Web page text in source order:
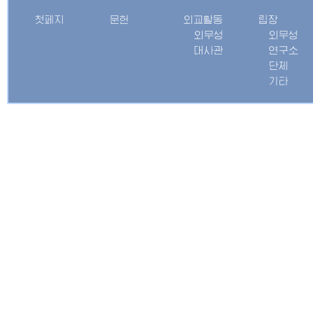
첫페지 문헌
외교활동
외무성
대사관
립장
외무성
연구소
단체
기타